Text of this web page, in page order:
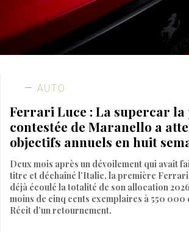
AUTO
Ferrari Luce : La supercar la
contestée de Maranello a
objectifs annuels en huit
Deux mois après un dévoilement qui avait
titre et déchaîné l’Italie, la première
déjà écoulé la totalité de son allocation
moins de cinq cents exemplaires à 550 000
Récit d’un retournement.